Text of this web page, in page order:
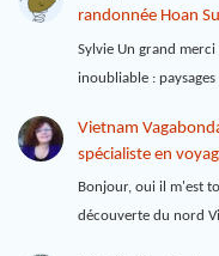
randonnée Hoan
Sylvie Un grand
inoubliable :
Vietnam
spécialiste en
Bonjour, oui il m'est
découverte du nord